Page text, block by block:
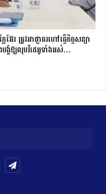
អ៊ែរ ត្រូវអាជ្ញាធរហៅធ្វើកិច្ចសន្យា
បង្ខំឱ្យលុបវីដេអូទាំងអស់…